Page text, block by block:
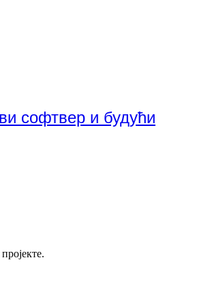
софтвер и будући